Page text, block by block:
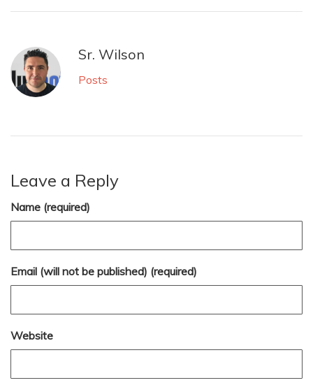
Sr. Wilson
Posts
Leave a Reply
Name (required)
Email (will not be published) (required)
Website